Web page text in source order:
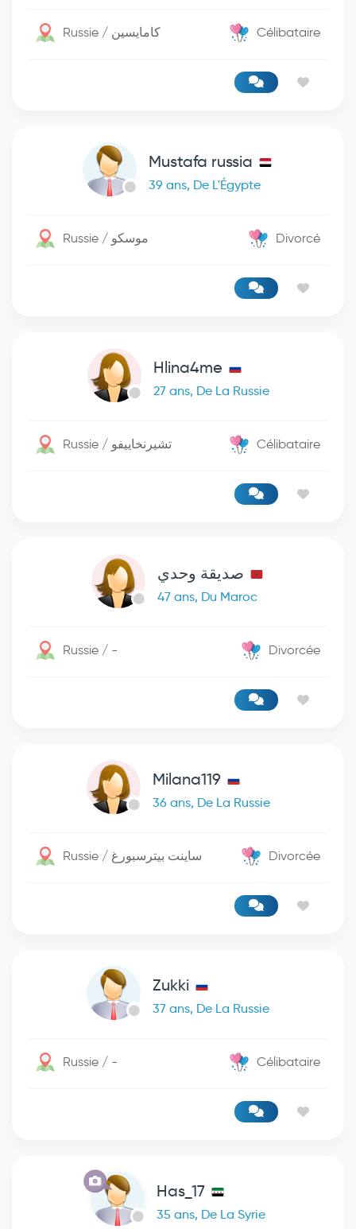
Russie / كامايسين Célibataire
Mustafa russia
39 ans, De L'Égypte
Russie / موسكو Divorcé
Hlina4me
27 ans, De La Russie
Russie / تشيرنخاييفو Célibataire
صديقة وحدي
47 ans, Du Maroc
Russie / - Divorcée
Milana119
36 ans, De La Russie
Russie / ساينت بيترسبورغ Divorcée
Zukki
37 ans, De La Russie
Russie / - Célibataire
Has_17
35 ans, De La Syrie